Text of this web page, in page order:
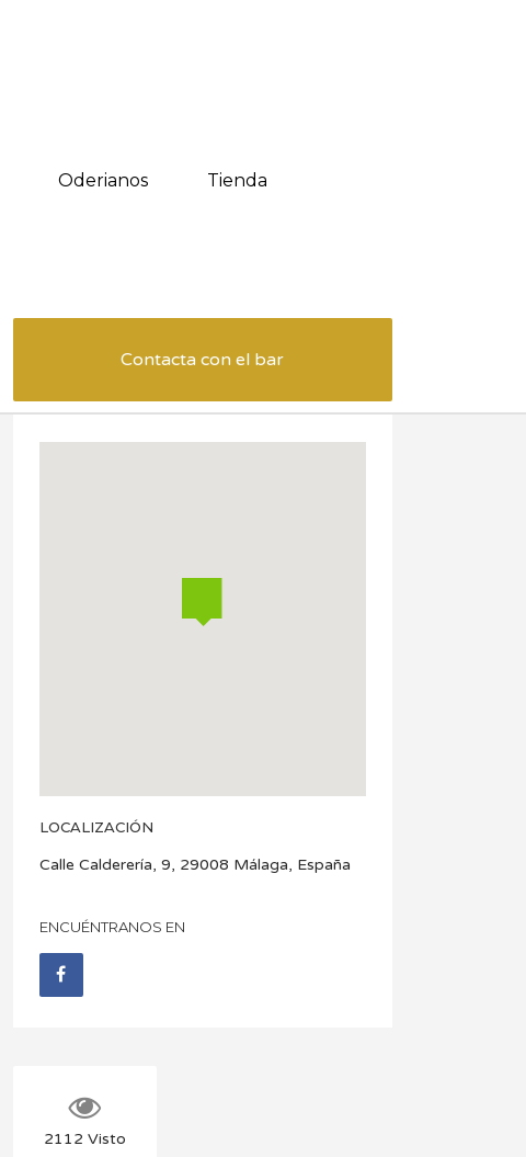
Oderianos Tienda
Contacta con el bar
LOCALIZACIÓN
Calle Calderería, 9, 29008 Málaga, España
ENCUÉNTRANOS EN
2112 Visto